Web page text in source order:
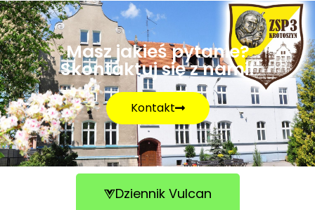
Masz jakieś pytanie?
Skontaktuj się z nami!
Kontakt
Dziennik Vulcan